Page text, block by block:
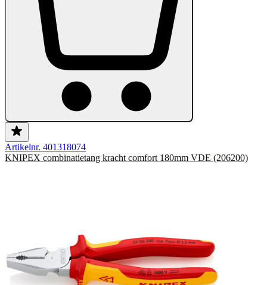
Artikelnr. 401318074
KNIPEX combinatietang kracht comfort 180mm VDE (206200)